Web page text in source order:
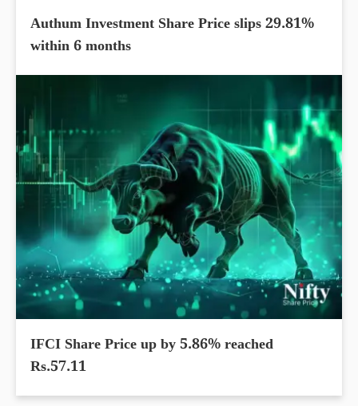
Authum Investment Share Price slips 29.81%
within 6 months
IFCI Share Price up by 5.86% reached
Rs.57.11